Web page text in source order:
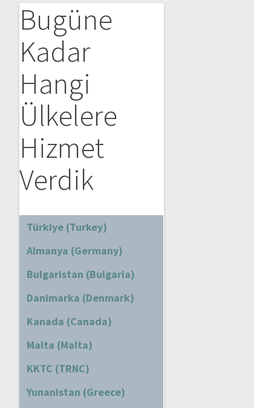
Bugüne
Kadar
Hangi
Ülkelere
Hizmet
Verdik
Türkiye (Turkey)
Almanya (Germany)
Bulgaristan (Bulgaria)
Danimarka (Denmark)
Kanada (Canada)
Malta (Malta)
KKTC (TRNC)
Yunanistan (Greece)